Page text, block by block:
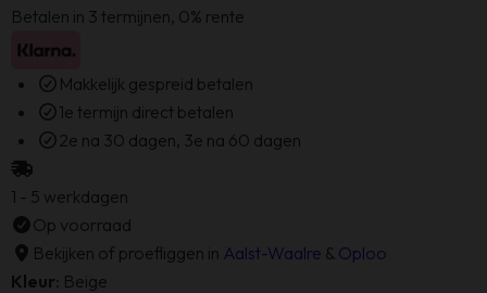
Betalen in 3 termijnen, 0% rente
Makkelijk gespreid betalen
1e termijn direct betalen
2e na 30 dagen, 3e na 60 dagen
1 - 5 werkdagen
Op voorraad
Bekijken of proefliggen in Aalst-Waalre & Oploo
Kleur Beige